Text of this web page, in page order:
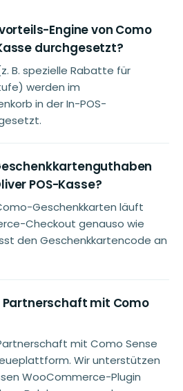
Engine von Como
durchgesetzt?
B. spezielle Rabatte für
werden im
in der In-POS-
POS-Kasse?
Geschenkkarten läuft
Checkout genauso wie
den Geschenkkartencode an
Partnerschaft mit Como
mit Como Sense
Wir unterstützen
WooCommerce-Plugin